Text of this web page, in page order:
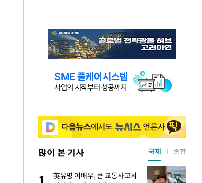
많이 본 기사
英유명 여배우, 큰 교통사고서
국제 종합